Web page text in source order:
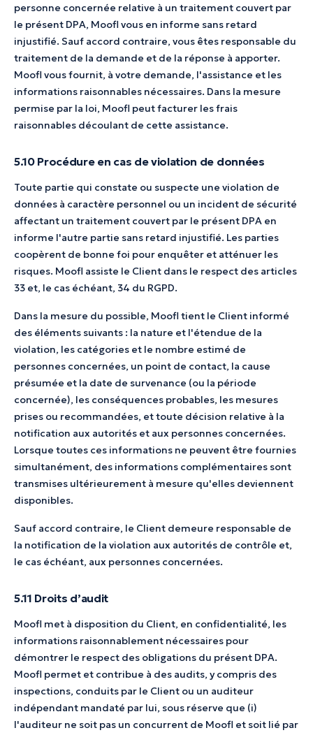
personne concernée relative à un traitement couvert par
le présent DPA, Moofl vous en informe sans retard
injustifié. Sauf accord contraire, vous êtes responsable du
traitement de la demande et de la réponse à apporter.
Moofl vous fournit, à votre demande, l'assistance et les
informations raisonnables nécessaires. Dans la mesure
permise par la loi, Moofl peut facturer les frais
raisonnables découlant de cette assistance.
5.10 Procédure en cas de violation de données
Toute partie qui constate ou suspecte une violation de
données à caractère personnel ou un incident de sécurité
affectant un traitement couvert par le présent DPA en
informe l'autre partie sans retard injustifié. Les parties
coopèrent de bonne foi pour enquêter et atténuer les
risques. Moofl assiste le Client dans le respect des articles
33 et, le cas échéant, 34 du RGPD.
Dans la mesure du possible, Moofl tient le Client informé
des éléments suivants : la nature et l'étendue de la
violation, les catégories et le nombre estimé de
personnes concernées, un point de contact, la cause
présumée et la date de survenance (ou la période
concernée), les conséquences probables, les mesures
prises ou recommandées, et toute décision relative à la
notification aux autorités et aux personnes concernées.
Lorsque toutes ces informations ne peuvent être fournies
simultanément, des informations complémentaires sont
transmises ultérieurement à mesure qu'elles deviennent
disponibles.
Sauf accord contraire, le Client demeure responsable de
la notification de la violation aux autorités de contrôle et,
le cas échéant, aux personnes concernées.
5.11 Droits d’audit
Moofl met à disposition du Client, en confidentialité, les
informations raisonnablement nécessaires pour
démontrer le respect des obligations du présent DPA.
Moofl permet et contribue à des audits, y compris des
inspections, conduits par le Client ou un auditeur
indépendant mandaté par lui, sous réserve que (i)
l'auditeur ne soit pas un concurrent de Moofl et soit lié par